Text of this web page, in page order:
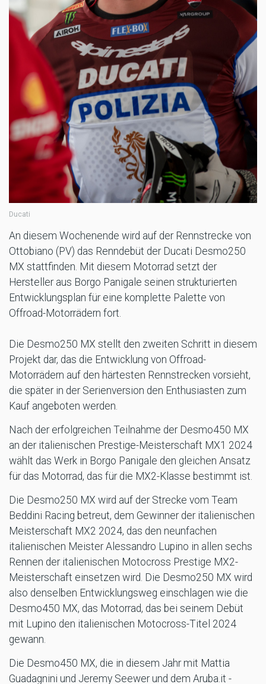
Ducati
An diesem Wochenende wird auf der Rennstrecke von
Ottobiano (PV) das Renndebüt der Ducati Desmo250
MX stattfinden. Mit diesem Motorrad setzt der
Hersteller aus Borgo Panigale seinen strukturierten
Entwicklungsplan für eine komplette Palette von
Offroad-Motorrädern fort.
Die Desmo250 MX stellt den zweiten Schritt in diesem
Projekt dar, das die Entwicklung von Offroad-
Motorrädern auf den härtesten Rennstrecken vorsieht,
die später in der Serienversion den Enthusiasten zum
Kauf angeboten werden.
Nach der erfolgreichen Teilnahme der Desmo450 MX
an der italienischen Prestige-Meisterschaft MX1 2024
wählt das Werk in Borgo Panigale den gleichen Ansatz
für das Motorrad, das für die MX2-Klasse bestimmt ist.
Die Desmo250 MX wird auf der Strecke vom Team
Beddini Racing betreut, dem Gewinner der italienischen
Meisterschaft MX2 2024, das den neunfachen
italienischen Meister Alessandro Lupino in allen sechs
Rennen der italienischen Motocross Prestige MX2-
Meisterschaft einsetzen wird. Die Desmo250 MX wird
also denselben Entwicklungsweg einschlagen wie die
Desmo450 MX, das Motorrad, das bei seinem Debüt
mit Lupino den italienischen Motocross-Titel 2024
gewann.
Die Desmo450 MX, die in diesem Jahr mit Mattia
Guadagnini und Jeremy Seewer und dem Aruba.it -